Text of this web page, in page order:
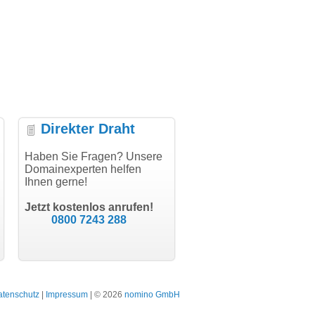
vielen
modern software GbR
Landau an der Isar
"Vielen Dank für den
AuthCode - hat alles prima
Direkter Draht
Haben Sie Fragen? Unsere
Domainexperten helfen
Ihnen gerne!
Jetzt kostenlos anrufen!
0800 7243 288
Impressum | © 2026 nomino GmbH